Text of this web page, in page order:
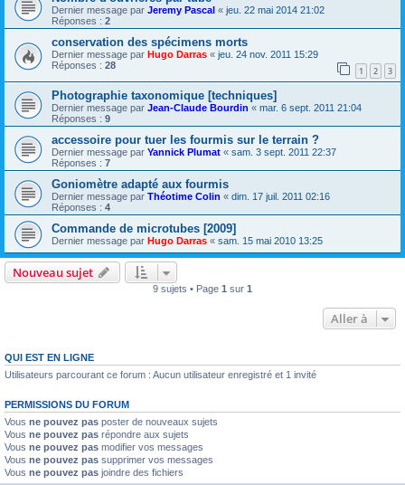
Dernier message par Jeremy Pascal « jeu. 22 mai 2014 21:02
Réponses : 2
conservation des spécimens morts
Dernier message par Hugo Darras « jeu. 24 nov. 2011 15:29
Réponses : 28 1 2 3
Photographie taxonomique [techniques]
Dernier message par Jean-Claude Bourdin « mar. 6 sept. 2011 21:04
Réponses : 9
accessoire pour tuer les fourmis sur le terrain ?
Dernier message par Yannick Plumat « sam. 3 sept. 2011 22:37
Réponses : 7
Goniomètre adapté aux fourmis
Dernier message par Théotime Colin « dim. 17 juil. 2011 02:16
Réponses : 4
Commande de microtubes [2009]
Dernier message par Hugo Darras « sam. 15 mai 2010 13:25
Nouveau sujet
9 sujets • Page 1 sur 1
Aller à
QUI EST EN LIGNE
Utilisateurs parcourant ce forum : Aucun utilisateur enregistré et 1 invité
PERMISSIONS DU FORUM
Vous ne pouvez pas poster de nouveaux sujets
Vous ne pouvez pas répondre aux sujets
Vous ne pouvez pas modifier vos messages
Vous ne pouvez pas supprimer vos messages
Vous ne pouvez pas joindre des fichiers